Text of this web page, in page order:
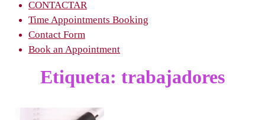
CONTACTAR
Time Appointments Booking
Contact Form
Book an Appointment
Etiqueta: trabajadores